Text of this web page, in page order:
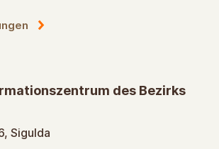
des Bezirks
Sigulda